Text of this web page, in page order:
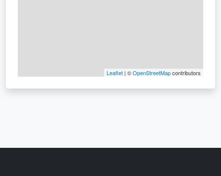
Leaflet | ©OpenStreetMapcontributors